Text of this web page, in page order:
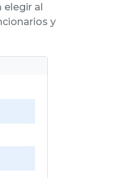
elegir al
y